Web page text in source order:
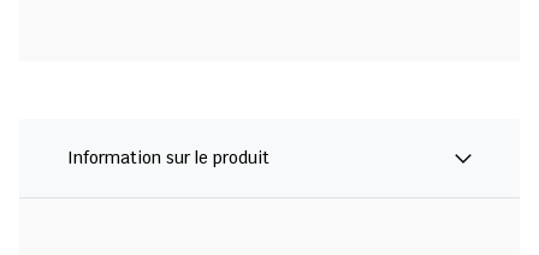
Information sur le produit